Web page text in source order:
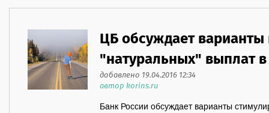
ЦБ обсуждает варианты
"натуральных" выплат
добавлено 19.04.2016 12:34
автор korins.ru
Банк России обсуждает варианты